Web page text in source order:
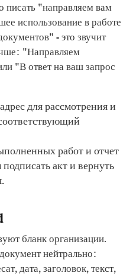
"направляем вам
использование в работе
- это звучит
"Направляем
"В ответ на ваш запрос
для рассмотрения и
работ и отчет
акт и вернуть
бланк организации.
нейтрально:
дата, заголовок, текст,